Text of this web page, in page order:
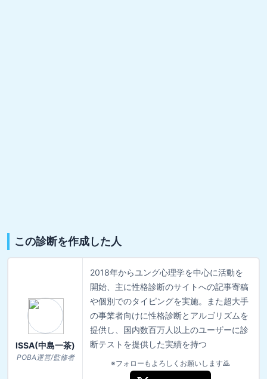
この診断を作成した人
ISSA(中島一茶)
POBA運営/監修者
2018年からユング心理学を中心に活動を
開始、主に性格診断のサイトへの記事寄稿
や個別でのタイピングを実施。また超大手
の事業者向けに性格診断とアルゴリズムを
提供し、国内数百万人以上のユーザーに診
断テストを提供した実績を持つ
※フォローもよろしくお願いします🙇